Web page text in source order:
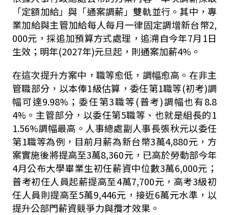
「定額加給」與「通案調薪」雙軌並行。其中，專
業加給與主管加給每人每月一律固定調增新台幣2,
000元，採追加預算方式處理，追溯自今年7月1日
生效；明年(2027年)元旦起，則通案加薪4%。
在這次提升方案中，職等愈低，調幅愈高。在非主
管職部分，以本俸1級估算，委任第1職等(初考)調
幅可達9.98%；委任第3職等(普考)調幅也有8.8
4%。主管部分，以委任第5職等、也就是組長的1
1.56%調幅最高。人事總處副人事長張秋元以委任
第1職等為例，目前月薪為新台幣3萬4,880元，方
案實施後將提高至3萬8,360元，已高於勞動部今年
4月公布大學畢業生初任薪資中位數3萬6,000元；
普考初任人員起薪提高至4萬7,700元，高考3級初
任人員則提高至5萬9,446元，接近6萬元水準，以
提升公部門薪資競爭力與攬才效果。